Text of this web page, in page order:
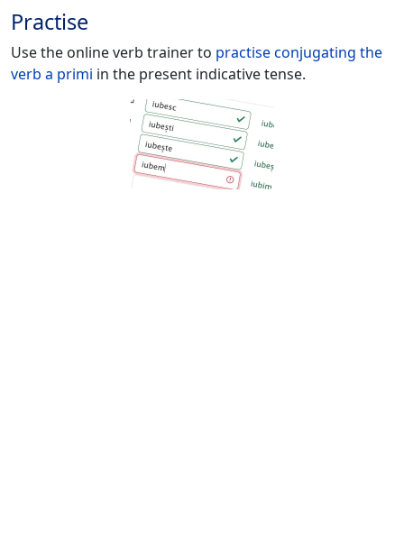
Practise
Use the online verb trainer to practise conjugating the
verb a primi in the present indicative tense.